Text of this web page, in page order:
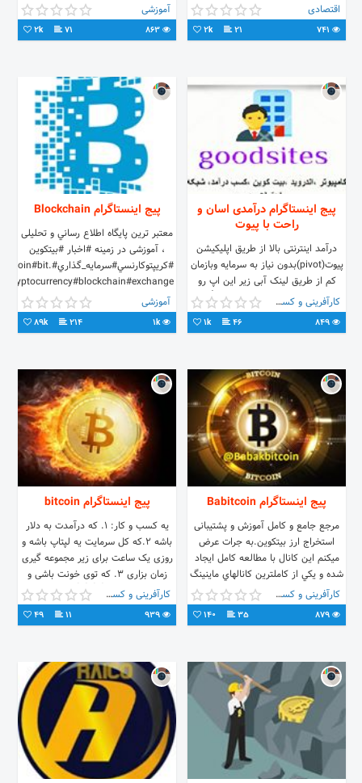
اقتصادی
21
2k
👇👇
آموزشی
71
2k
پیج اینستاگرام درآمدی اسان و
راحت با پیوت
درآمد اینترنتی بالا از طریق اپلیکیشن
پیوت(pivot)بدون نیاز به سرمایه وبازمان
کم از طریق لینک آبی زیر این اپ رو
دانلود کنید. 💰💴💵💰💵 🌷❤👌💰
کارآفرینی و کسب و کار
46
1k
پیج اینستاگرام Blockchain
معتبر ترين پايگاه اطلاع رساني و تحليلى
، آموزشى در زمينه #اخبار #بيتكوين
#كريپتوكارنسي#سرمايه_گذاري#bitcoin#bit.
#cryptocurrency#blockchain#exchange
آموزشی
1k
214
89k
پیج اینستاگرام Babitcoin
مرجع جامع و کامل آموزش و پشتیبانی
استخراج ارز بیتکوین.به جرات عرض
ميكنم اين كانال با مطالعه كامل ايجاد
شده و يكي از كاملترين كانالهاي ماينينگ
است.📍کارآفرینی و کسب و کار
35
140
پیج اینستاگرام bitcoin
یه کسب و کار: ۱. که درآمدت به دلار
باشه ۲.که کل سرمایت یه لپتاپ باشه و
روزی یک ساعت برای زیر مجموعه گیری
زمان بزاری ۳. که توی خونت باشی و
....👇👇👇👇
کارآفرینی و کسب و کار
11
49